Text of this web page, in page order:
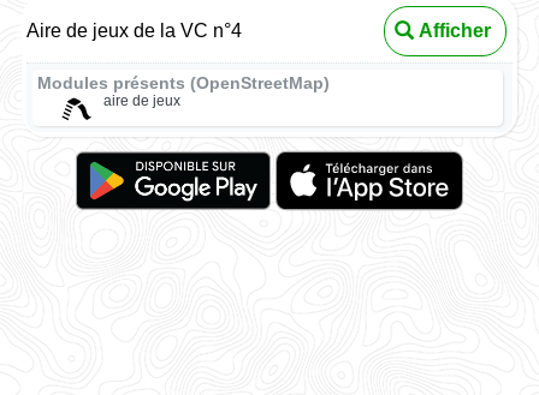
Aire de jeux de la VC n°4 Afficher
Modules présents (OpenStreetMap)
aire de jeux